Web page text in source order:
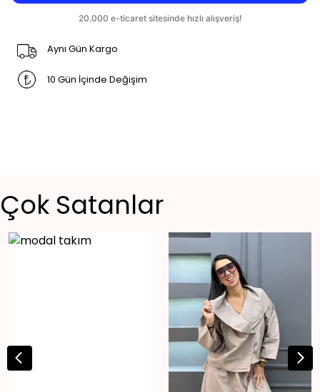
Aynı Gün Kargo
10 Gün İçinde Değişim
Çok Satanlar